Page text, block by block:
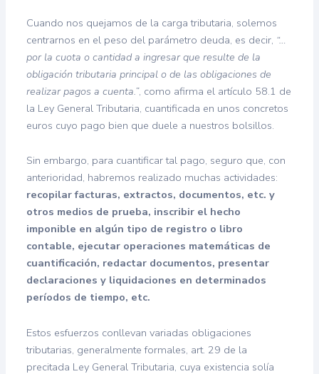
Cuando nos quejamos de la carga tributaria, solemos
centrarnos en el peso del parámetro deuda, es decir, “…
por la cuota o cantidad a ingresar que resulte de la
obligación tributaria principal o de las obligaciones de
realizar pagos a cuenta.”, como afirma el artículo 58.1 de
la Ley General Tributaria, cuantificada en unos concretos
euros cuyo pago bien que duele a nuestros bolsillos.
Sin embargo, para cuantificar tal pago, seguro que, con
anterioridad, habremos realizado muchas actividades:
recopilar facturas, extractos, documentos, etc. y
otros medios de prueba, inscribir el hecho
imponible en algún tipo de registro o libro
contable, ejecutar operaciones matemáticas de
cuantificación, redactar documentos, presentar
declaraciones y liquidaciones en determinados
períodos de tiempo, etc.
Estos esfuerzos conllevan variadas obligaciones
tributarias, generalmente formales, art. 29 de la
precitada Ley General Tributaria, cuya existencia solía